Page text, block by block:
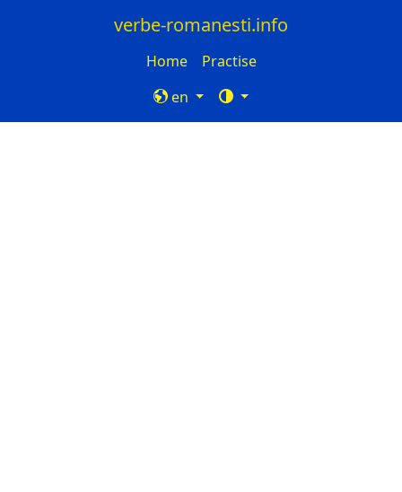
verbe-romanesti.info
Home
Practise
en